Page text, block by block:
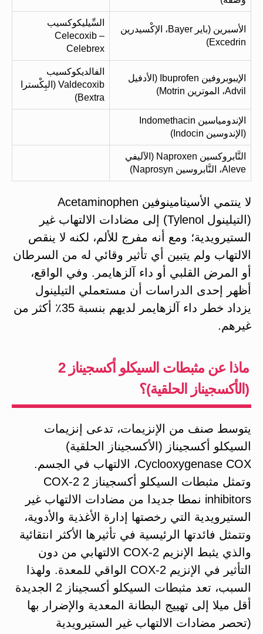
الأسبرين (باير Bayer، الإكْسيدرين
Excedrin)
السِّيليكوكسيب
Celecoxib –
Celebrex
الإيبوبروفين Ibuprofen (الأدفيل
Advil، الموترين Motrin)
الفالديكوكسيب
Valdecoxib (البِكْسترا
Bextra)
الإندومياسين Indomethacin
(الإندوسين Indocin)
النَّابروكسين Naproxen (الآليفي
Aleve، النَّابروسين Naprosyn)
لا ينتمي الأسيتامينوفين Acetaminophen
(التيلينول Tylenol) إلى مضادات الالتهاب غير
الستيرويدية؛ ومع أنه مفرج للألم، لكنه لا ينقص
الالتهاب ولم يتبين أي تأثير وقائي له من السرطان
أو المرض القلبي أو داء آلزهايمر. وفي الواقع،
أظهر إحدى الدراسات أن مستعملي التيلينول
يزداد خطر داء آلزهايمر لديهم بنسبة 35٪ أكثر من
غيرهم.
ماذا عن مثبطات السيكلو أكسجيناز 2
(الأكسجيناز الحلقية)؟
يتوسط صنف من الإنزيمات، تدعى إنزيمات
السيكلو أكسجيناز (الأكسجيناز الحلقية)
Cyclooxygenase COX، الالتهاب في الجسم.
وتمثل مثبطات السيكلو أكسجيناز 2 COX-2
inhibitors نمطا جديدا من مضادات الالتهاب غير
الستيرويدية التي رخصتها إدارة الأغذية والأدوية،
وتتمثل فائدتها الرئيسية في تأثيرها الأكثر انتقائية
والذي يثبط الإنزيم COX-2 الالتهابي من دون
التأثير في الإنزيم COX-2 الواقي للمعدة. ولهذا
السبب، تعد مثبطات السيكلو أكسجيناز 2 الجديدة
أقل ميلا إلى تهييج البطانة المعدية والإضرار بها
(تحصر مضادات الالتهاب غير الستيرويدية